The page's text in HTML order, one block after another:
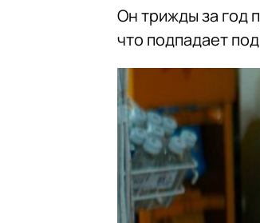
Он трижды за год
что подпадает под